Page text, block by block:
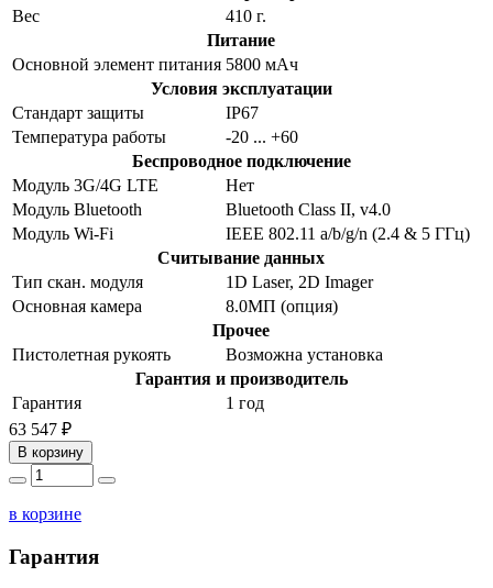
Вес
410 г.
Питание
Основной элемент питания 5800 мАч
Условия эксплуатации
Стандарт защиты
IP67
Температура работы
-20 ... +60
Беспроводное подключение
Модуль 3G/4G LTE
Нет
Модуль Bluetooth
Bluetooth Class II, v4.0
Модуль Wi-Fi
IEEE 802.11 a/b/g/n (2.4 & 5 ГГц)
Считывание данных
Тип скан. модуля
1D Laser, 2D Imager
Основная камера
8.0МП (опция)
Прочее
Пистолетная рукоять
Возможна установка
Гарантия и производитель
Гарантия
1 год
63 547 ₽
В корзину
в корзине
Гарантия